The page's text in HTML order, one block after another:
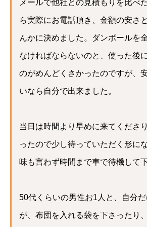
メールで他社との見積もりを比べ
ら実際にお電話頂き、金額の安さ
んかに決めました。ダンボールを
なければならないのと、使った後
のがめんどくさかったのですが、
いなら自分で出来ました。
当日は時間より早めに来てくださ
ったので少し待っていただく形に
味も言わず時間まで車で待機して
50代くらいの男性お1人と、自分
が、布団を入れる袋を下さったり